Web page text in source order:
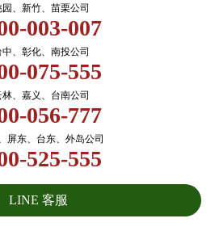
园、新竹、苗栗公司
003-007
中、彰化、南投公司
075-555
林、嘉义、台南公司
056-777
屏东、台东、外岛公司
525-555
LINE 客服